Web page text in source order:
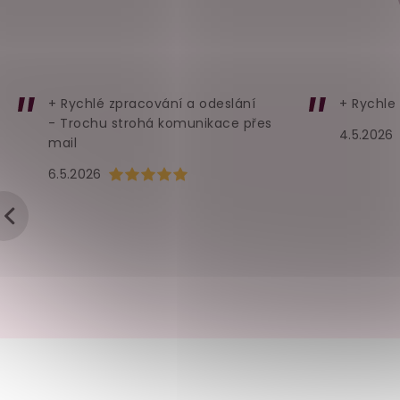
Hodnocení obchodu je 5 z 5 hvězdiček.
6.5.2026
+ Rychlé zpracování a odeslání
- Trochu strohá komunikace přes
mail
4.5.2026
+